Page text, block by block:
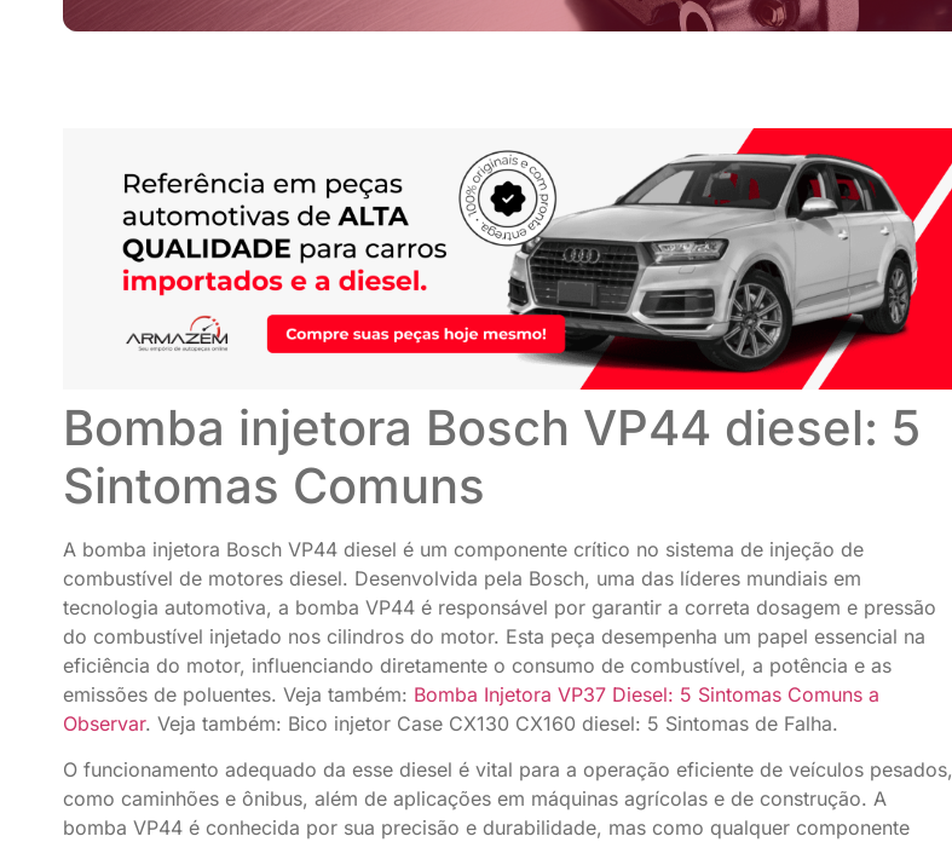
Bomba injetora Bosch VP44 diesel: 5
Sintomas Comuns
A bomba injetora Bosch VP44 diesel é um componente crítico no sistema de injeção de
combustível de motores diesel. Desenvolvida pela Bosch, uma das líderes mundiais em
tecnologia automotiva, a bomba VP44 é responsável por garantir a correta dosagem e pressão
do combustível injetado nos cilindros do motor. Esta peça desempenha um papel essencial na
eficiência do motor, influenciando diretamente o consumo de combustível, a potência e as
emissões de poluentes. Veja também: Bomba Injetora VP37 Diesel: 5 Sintomas Comuns a
Observar. Veja também: Bico injetor Case CX130 CX160 diesel: 5 Sintomas de Falha.
O funcionamento adequado da esse diesel é vital para a operação eficiente de veículos pesados,
como caminhões e ônibus, além de aplicações em máquinas agrícolas e de construção. A
bomba VP44 é conhecida por sua precisão e durabilidade, mas como qualquer componente